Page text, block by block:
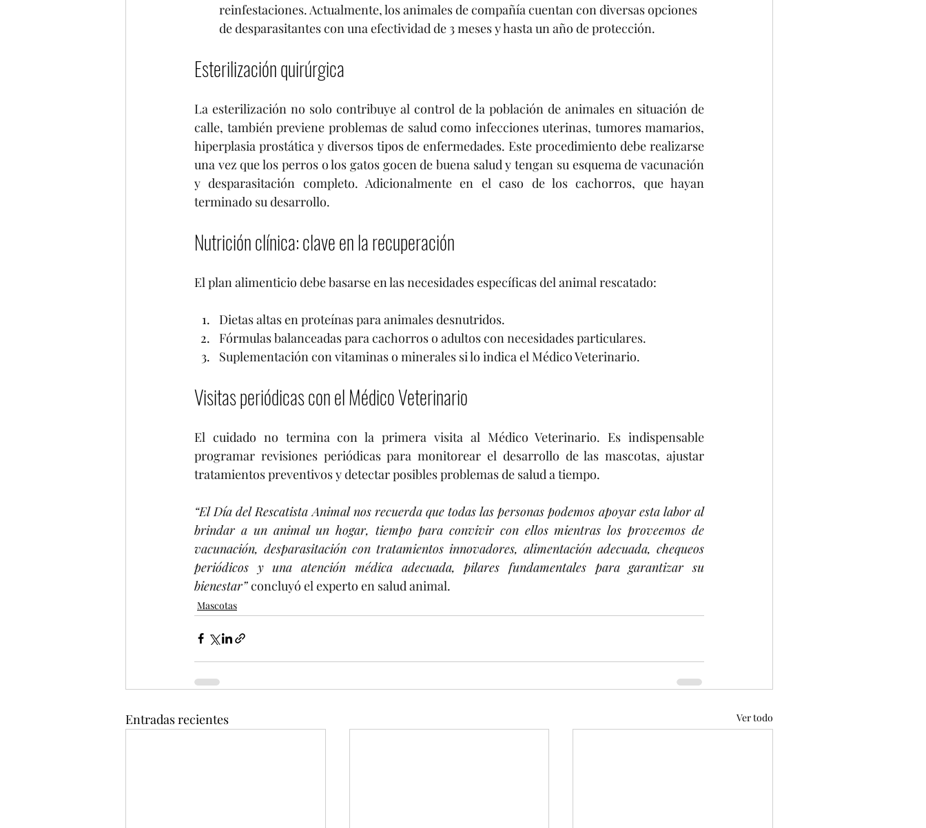
reinfestaciones. Actualmente, los animales de compañía cuentan con diversas opciones
de desparasitantes con una efectividad de 3 meses y hasta un año de protección.
Esterilización quirúrgica
La esterilización no solo contribuye al control de la población de animales en situación de
calle, también previene problemas de salud como infecciones uterinas, tumores mamarios,
hiperplasia prostática y diversos tipos de enfermedades. Este procedimiento debe realizarse
una vez que los perros o los gatos gocen de buena salud y tengan su esquema de vacunación
y desparasitación completo. Adicionalmente en el caso de los cachorros, que hayan
terminado su desarrollo.
Nutrición clínica: clave en la recuperación
El plan alimenticio debe basarse en las necesidades específicas del animal rescatado:
Dietas altas en proteínas para animales desnutridos.
Fórmulas balanceadas para cachorros o adultos con necesidades particulares.
Suplementación con vitaminas o minerales si lo indica el Médico Veterinario.
Visitas periódicas con el Médico Veterinario
El cuidado no termina con la primera visita al Médico Veterinario. Es indispensable
programar revisiones periódicas para monitorear el desarrollo de las mascotas, ajustar
tratamientos preventivos y detectar posibles problemas de salud a tiempo.
“El Día del Rescatista Animal nos recuerda que todas las personas podemos apoyar esta labor al
brindar a un animal un hogar, tiempo para convivir con ellos mientras los proveemos de
vacunación, desparasitación con tratamientos innovadores, alimentación adecuada, chequeos
periódicos y una atención médica adecuada, pilares fundamentales para garantizar su
bienestar” concluyó el experto en salud animal.
Mascotas
Entradas recientes Ver todo